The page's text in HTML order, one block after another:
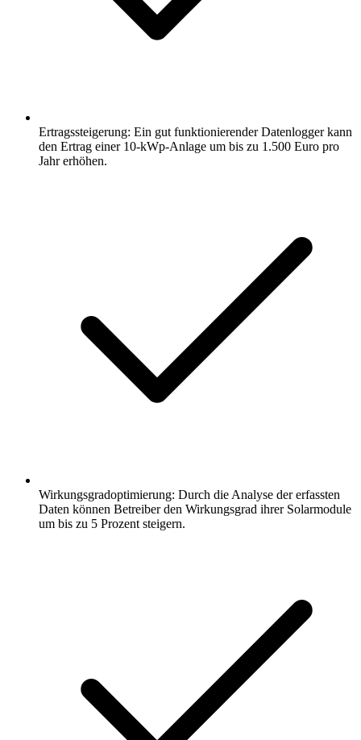
Ertragssteigerung: Ein gut funktionierender Datenlogger kann
den Ertrag einer 10-kWp-Anlage um bis zu 1.500 Euro pro
Jahr erhöhen.
Wirkungsgradoptimierung: Durch die Analyse der erfassten
Daten können Betreiber den Wirkungsgrad ihrer Solarmodule
um bis zu 5 Prozent steigern.